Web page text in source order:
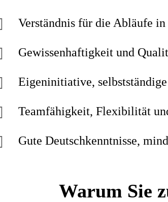
Verständnis für die Abläufe
Gewissenhaftigkeit und
Eigeninitiative,
Teamfähigkeit, Flexibilität
Gute Deutschkenntnisse,
Warum Sie